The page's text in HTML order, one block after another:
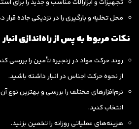
تجهیزات و ابزارآلات مناسب و جدید را برای
محل تخلیه و بارگیری را در نزدیکی جاده قرار
نکات مربوط به پس از راه‌اندازی انبار
روند حرکت مواد در زنجیره تأمین را بررسی
از نحوه حرکت اجناس در انبار داشته باشید.
نرم‌افزارهای مختلف را بررسی و بهترین نوع آن
انتخاب کنید.
هزینه‌های عملیاتی روزانه را تخمین بزنید.